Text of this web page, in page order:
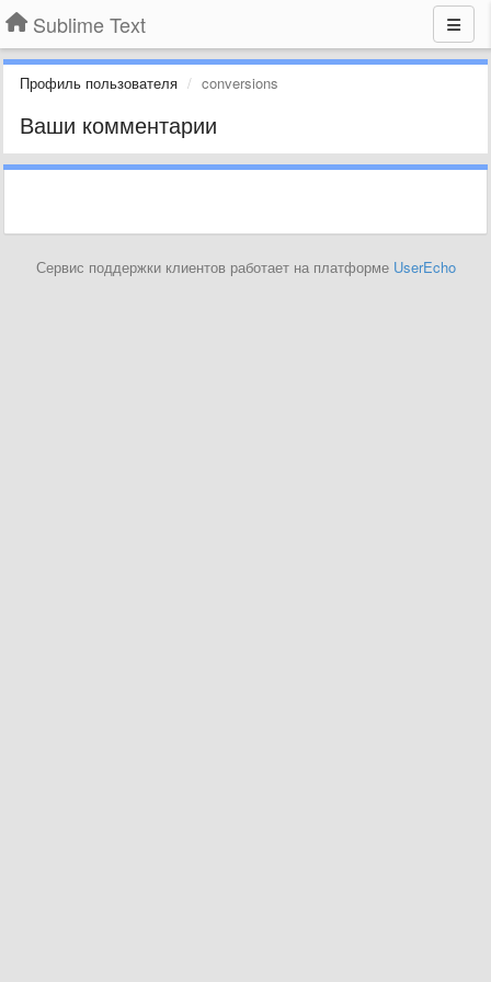
Sublime Text
Профиль пользователя conversions
Ваши комментарии
Сервис поддержки клиентов работает на платформе UserEcho